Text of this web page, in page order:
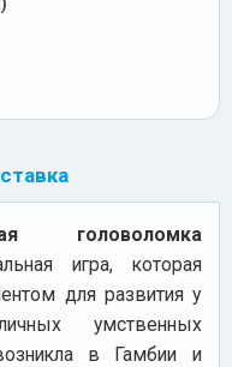
головоломка
игра, которая
для развития у
умственных
в Гамбии и